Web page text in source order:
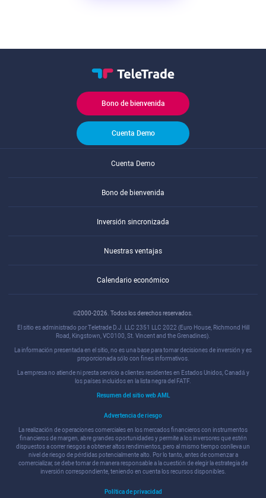
Bono de bienvenida
Cuenta Demo
Cuenta Demo
Bono de bienvenida
Inversión sincronizada
Nuestras ventajas
Calendario económico
©2000-2026. Todos los derechos reservados.
El sitio es administrado por Teletrade D.J. LLC 2351 LLC 2022 (Euro House, Richmond Hill
Road, Kingstown, VC0100, St. Vincent and the Grenadines).
La información presentada en el sitio, no es una base para tomar decisiones de inversión y es
proporcionada sólo con fines informativos.
La empresa no atiende ni presta servicio a clientes residentes en Estados Unidos, Canadá y
los países incluidos en la lista negra del FATF.
Resumen del sitio web AML
Advertencia de riesgo
La realización de operaciones comerciales en los mercados financieros con instrumentos
financieros de margen, abre grandes oportunidades y permite a los inversores que estén
dispuestos a correr riesgos a obtener altos rendimientos, pero al mismo tiempo conlleva un
nivel de riesgo de pérdidas potencialmente alto. Por lo tanto, antes de comenzar a
comercializar, se debe tomar de manera responsable a la cuestión de elegir la estrategia de
inversión correspondiente, teniendo en cuenta los recursos disponibles.
Política de privacidad